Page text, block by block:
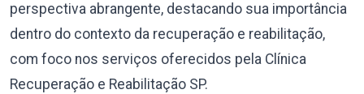
perspectiva abrangente, destacando sua importância
dentro do contexto da recuperação e reabilitação,
com foco nos serviços oferecidos pela Clínica
Recuperação e Reabilitação SP.